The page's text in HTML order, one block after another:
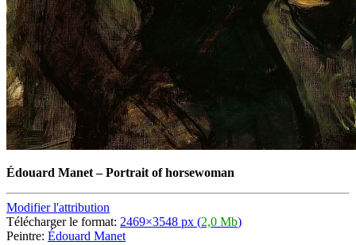
Édouard Manet–Portrait of horsewoman
Modifier l'attribution
Télécharger le format: 2469×3548 px (2,0 Mb)
Peintre: Édouard Manet